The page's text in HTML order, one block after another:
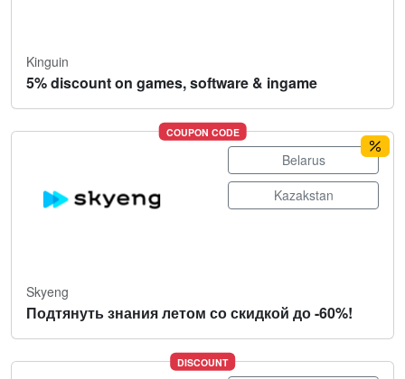
Kinguin
5% discount on games, software & ingame
COUPON CODE
Belarus
Kazakstan
Skyeng
Подтянуть знания летом со скидкой до -60%!
DISCOUNT